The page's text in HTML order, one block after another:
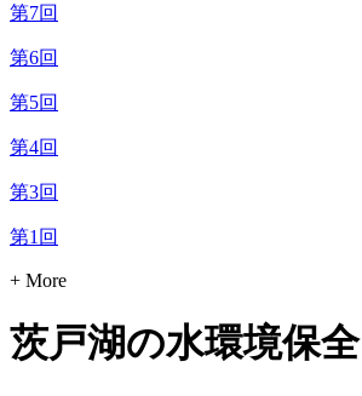
第7回
第6回
第5回
第4回
第3回
第1回
+ More
茨戸湖の水環境保全